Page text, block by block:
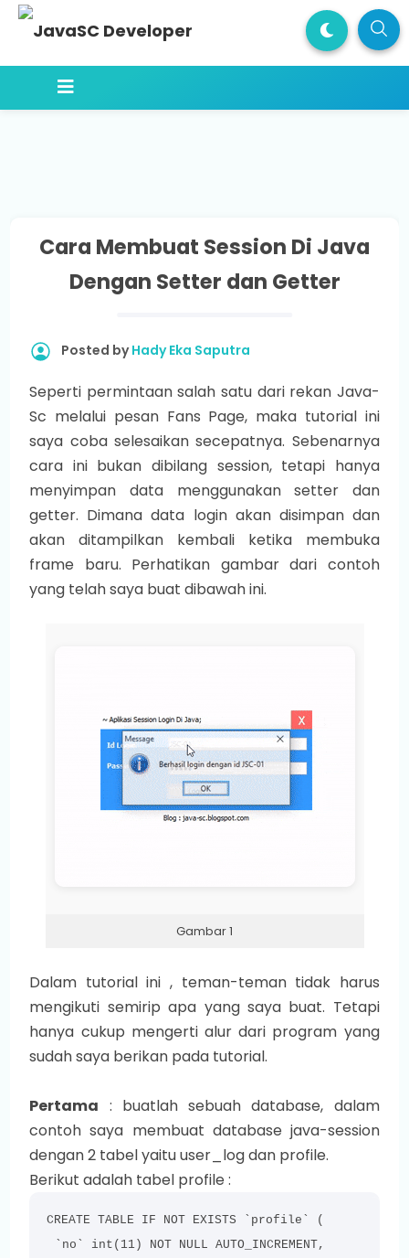
Cara Membuat Session Di Java
Dengan Setter dan Getter
Posted byHady Eka Saputra
Seperti permintaan salah satu dari rekan Java-
Sc melalui pesan Fans Page, maka tutorial ini
saya coba selesaikan secepatnya. Sebenarnya
cara ini bukan dibilang session, tetapi hanya
menyimpan data menggunakan setter dan
getter. Dimana data login akan disimpan dan
akan ditampilkan kembali ketika membuka
frame baru. Perhatikan gambar dari contoh
yang telah saya buat dibawah ini.
Gambar 1
Dalam tutorial ini , teman-teman tidak harus
mengikuti semirip apa yang saya buat. Tetapi
hanya cukup mengerti alur dari program yang
sudah saya berikan pada tutorial.
Pertama : buatlah sebuah database, dalam
contoh saya membuat database java-session
dengan 2 tabel yaitu user_log dan profile.
Berikut adalah tabel profile :
CREATE TABLE IF NOT EXISTS `profile` (
`no` int(11) NOT NULL AUTO_INCREMENT,